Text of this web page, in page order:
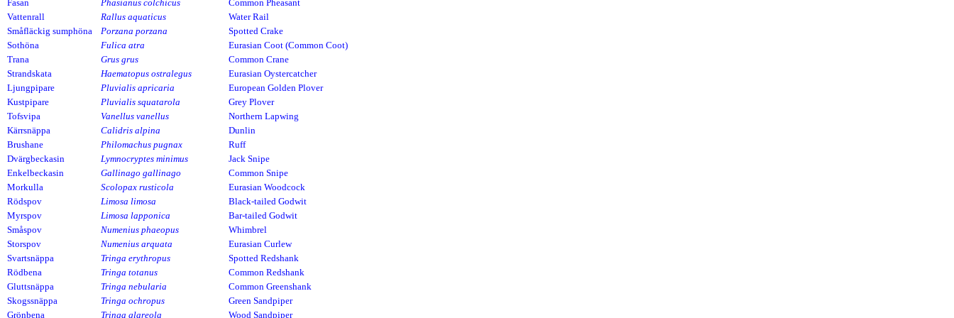
Fasan Phasianus colchicus
Common Pheasant
Vattenrall
Rallus aquaticus
Water Rail
Småfläckig sumphöna
Porzana porzana
Spotted Crake
Sothöna
Fulica atra
Eurasian Coot (Common Coot)
Trana
Grus grus
Common Crane
Strandskata
Haematopus ostralegus
Eurasian Oystercatcher
Ljungpipare
Pluvialis apricaria
European Golden Plover
Kustpipare
Pluvialis squatarola
Grey Plover
Tofsvipa
Vanellus vanellus
Northern Lapwing
Kärrsnäppa
Calidris alpina
Dunlin
Brushane
Philomachus pugnax
Ruff
Dvärgbeckasin
Lymnocryptes minimus
Jack Snipe
Enkelbeckasin
Gallinago gallinago
Common Snipe
Morkulla
Scolopax rusticola
Eurasian Woodcock
Rödspov
Limosa limosa
Black-tailed Godwit
Myrspov
Limosa lapponica
Bar-tailed Godwit
Småspov
Numenius phaeopus
Whimbrel
Storspov
Numenius arquata
Eurasian Curlew
Svartsnäppa
Tringa erythropus
Spotted Redshank
Rödbena
Tringa totanus
Common Redshank
Gluttsnäppa
Tringa nebularia
Common Greenshank
Skogssnäppa
Tringa ochropus
Green Sandpiper
Grönbena
Tringa glareola
Wood Sandpiper